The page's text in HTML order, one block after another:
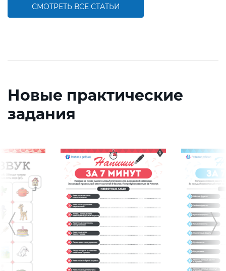
СМОТРЕТЬ ВСЕ СТАТЬИ
Новые практические
задания